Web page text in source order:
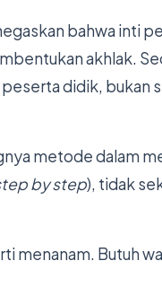
bahwa inti
akhlak.
didik, bukan
metode dalam
by step), tidak
menanam. Butuh